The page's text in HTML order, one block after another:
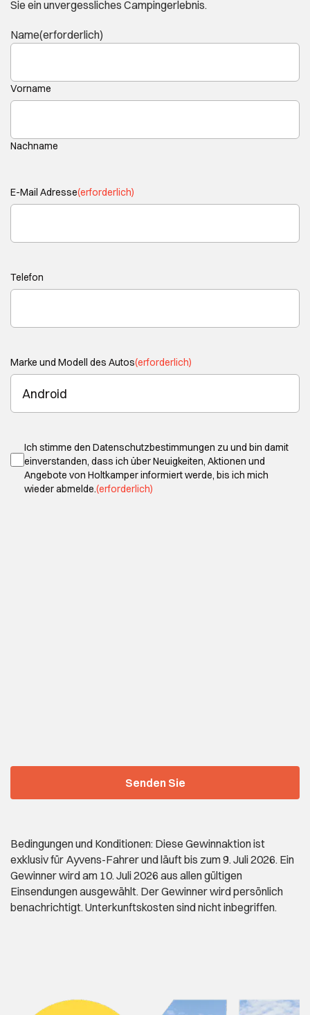
Sie ein unvergessliches Campingerlebnis.
Name(erforderlich)
Vorname
Nachname
E-Mail Adresse(erforderlich)
Telefon
Marke und Modell des Autos(erforderlich)
Einverständnis(erforderlich)
Ich stimme den Datenschutzbestimmungen zu und bin damit
einverstanden, dass ich über Neuigkeiten, Aktionen und
Angebote von Holtkamper informiert werde, bis ich mich
wieder abmelde.(erforderlich)
Bedingungen und Konditionen: Diese Gewinnaktion ist
exklusiv für Ayvens-Fahrer und läuft bis zum 9. Juli 2026. Ein
Gewinner wird am 10. Juli 2026 aus allen gültigen
Einsendungen ausgewählt. Der Gewinner wird persönlich
benachrichtigt. Unterkunftskosten sind nicht inbegriffen.